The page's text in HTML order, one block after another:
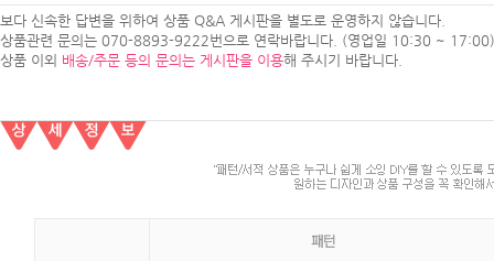
보다 신속한 답변을 위하여 상품 Q&A 게시판을 별도로 운영하지 않습니다.
상품관련 문의는 070-8893-9222번으로 연락바랍니다. (영업일 10:30 ~ 17:00)
상품 이외 배송/주문 등의 문의는 게시판을 이용해 주시기 바랍니다.